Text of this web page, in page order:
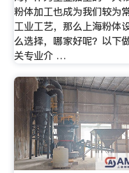
粉体加工也成为我们较为
工业工艺，那么上海粉体
么选择，哪家好呢？以下
关专业介 …